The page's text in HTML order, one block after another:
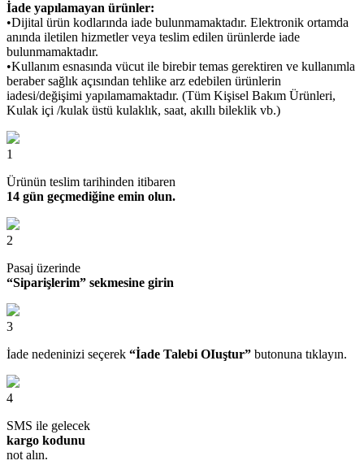
İade yapılamayan ürünler:
•Dijital ürün kodlarında iade bulunmamaktadır. Elektronik ortamda
anında iletilen hizmetler veya teslim edilen ürünlerde iade
bulunmamaktadır.
•Kullanım esnasında vücut ile birebir temas gerektiren ve kullanımla
beraber sağlık açısından tehlike arz edebilen ürünlerin
iadesi/değişimi yapılamamaktadır. (Tüm Kişisel Bakım Ürünleri,
Kulak içi /kulak üstü kulaklık, saat, akıllı bileklik vb.)
1
Ürünün teslim tarihinden itibaren
14 gün geçmediğine emin olun.
2
Pasaj üzerinde
“Siparişlerim” sekmesine girin
3
İade nedeninizi seçerek “İade Talebi OIuştur” butonuna tıklayın.
4
SMS ile gelecek
kargo kodunu
not alın.